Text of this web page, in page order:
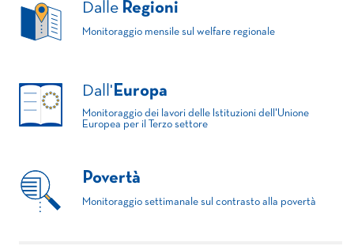
Dalle Regioni
Monitoraggio mensile sul welfare regionale
Dall' Europa
Monitoraggio dei lavori delle Istituzioni dell'Unione
Europea per il Terzo settore
Povertà
Monitoraggio settimanale sul contrasto alla povertà